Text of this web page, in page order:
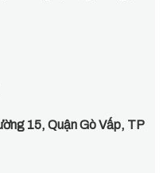
15, Quận Gò Vấp, TP